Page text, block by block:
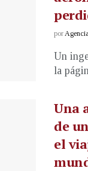
por
Un
la
Una
de
el